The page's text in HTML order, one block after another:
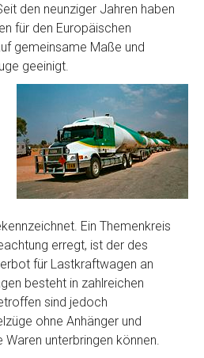
den neunziger Jahren haben
für den Europäischen
gemeinsame Maße und
geeinigt.
Ein Themenkreis
erregt, ist der des
für Lastkraftwagen an
besteht in zahlreichen
sind jedoch
ohne Anhänger und
unterbringen können.